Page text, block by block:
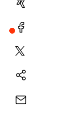
Xing
Facebook
Plattform
Natives
E-